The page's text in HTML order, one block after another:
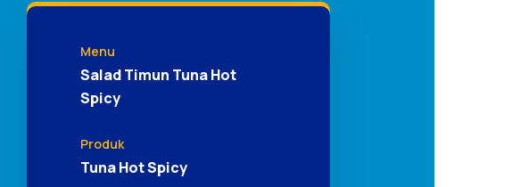
Menu
Salad Timun Tuna Hot
Spicy
Produk
Tuna Hot Spicy